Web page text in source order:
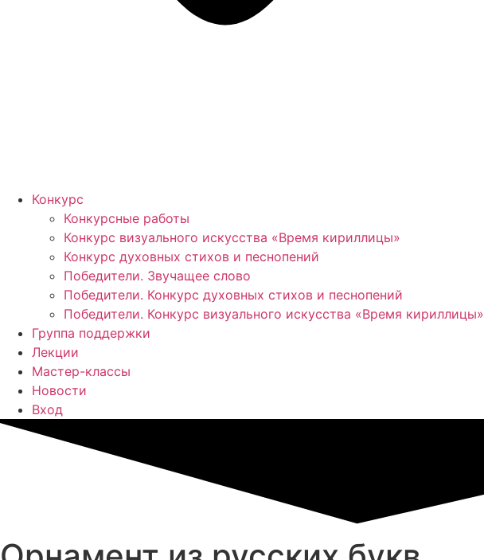
Конкурс
Конкурсные работы
Конкурс визуального искусства «Время кириллицы»
Конкурс духовных стихов и песнопений
Победители. Звучащее слово
Победители. Конкурс духовных стихов и песнопений
Победители. Конкурс визуального искусства «Время кириллицы»
Группа поддержки
Лекции
Мастер-классы
Новости
Вход